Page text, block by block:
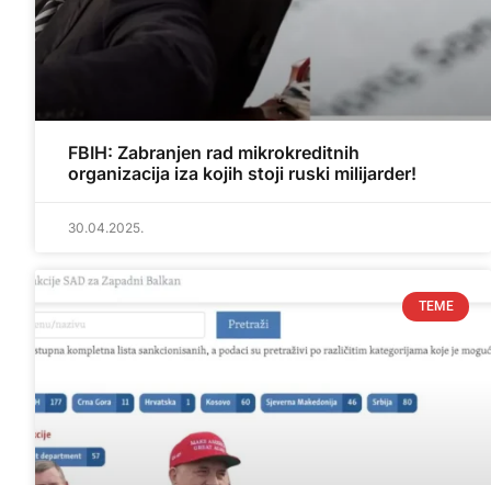
FBIH: Zabranjen rad mikrokreditnih
organizacija iza kojih stoji ruski milijarder!
30.04.2025.
TEME